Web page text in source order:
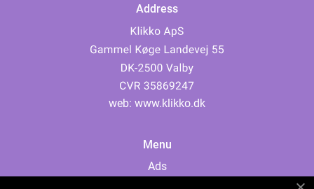
Address
web: www.klikko.dk
Menu
Ads